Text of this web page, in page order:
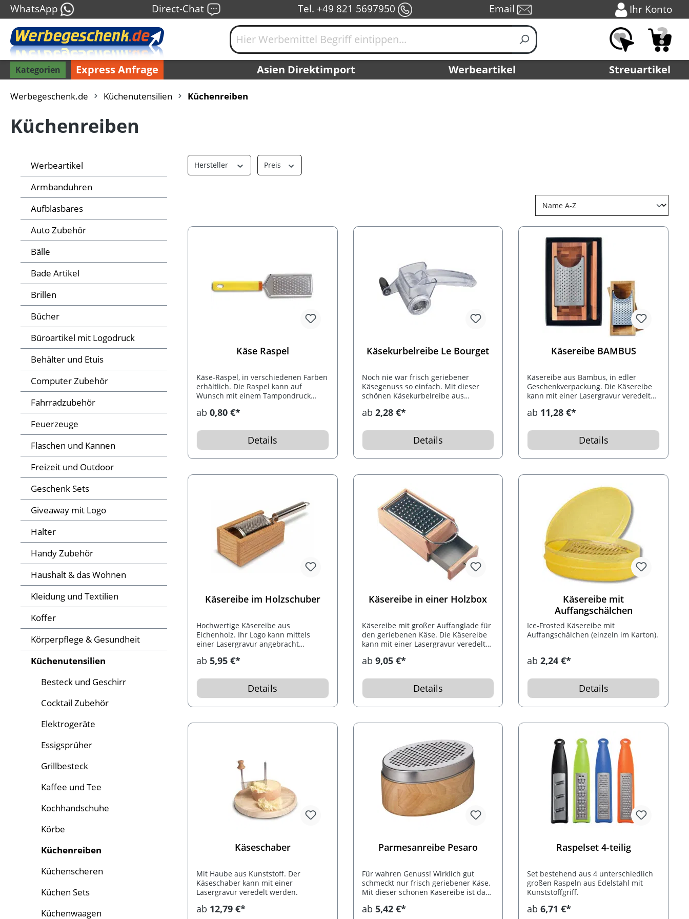
WhatsApp Direct-Chat Tel. +49 821 5697950 Email Ihr Konto
Kategorien Express Anfrage Asien Direktimport Werbeartikel Streuartikel
Werbegeschenk.de Küchenutensilien Küchenreiben
Küchenreiben
Werbeartikel
Armbanduhren
Aufblasbares
Auto Zubehör
Bälle
Bade Artikel
Brillen
Bücher
Büroartikel mit Logodruck
Behälter und Etuis
Computer Zubehör
Fahrradzubehör
Feuerzeuge
Flaschen und Kannen
Freizeit und Outdoor
Geschenk Sets
Giveaway mit Logo
Halter
Handy Zubehör
Haushalt & das Wohnen
Kleidung und Textilien
Koffer
Körperpflege & Gesundheit
Küchenutensilien
Besteck und Geschirr
Cocktail Zubehör
Elektrogeräte
Essigsprüher
Grillbesteck
Kaffee und Tee
Kochhandschuhe
Körbe
Küchenreiben
Küchenscheren
Küchen Sets
Küchenwaagen
Hersteller Preis
Käse Raspel
Käse-Raspel, in verschiedenen Farben
erhältlich. Die Raspel kann auf
Wunsch mit einem Tampondruck
ab 0,80 €*
Details
Käsekurbelreibe Le Bourget
Noch nie war frisch geriebener
Käsegenuss so einfach. Mit dieser
schönen Käsekurbelreibe aus
Handumdrehen frisch geriebenen
Edelstahlreibe im Inneren lässt sich
selbst harter Parmesan einfach
zerkleinern. Ihre Werbung drucken
wir auf den Griff. Einzeln verpackt im
ab 2,28 €*
Details
Käsereibe BAMBUS
Käsereibe aus Bambus, in edler
Geschenkverpackung. Die Käsereibe
kann mit einer Lasergravur veredelt
ab 11,28 €*
Details
Käsereibe im Holzschuber
Hochwertige Käsereibe aus
Eichenholz. Ihr Logo kann mittels
einer Lasergravur angebracht
ab 5,95 €*
Details
Käsereibe in einer Holzbox
Käsereibe mit großer Auffanglade für
den geriebenen Käse. Die Käsereibe
kann mit einer Lasergravur veredelt
ab 9,05 €*
Details
Käsereibe mit
Auffangschälchen
Ice-Frosted Käsereibe mit
Auffangschälchen (einzeln im Karton).
ab2,24 €*
Details
Käseschaber
Mit Haube aus Kunststoff. Der
Käseschaber kann mit einer
Lasergravur veredelt werden.
ab 12,79 €*
Parmesanreibe Pesaro
Für wahren Genuss! Wirklich gut
schmeckt nur frisch geriebener Käse.
Mit dieser schönen Käsereibe ist das
Problem mehr. Auf der stabilen
ab 5,42 €*
Raspelset 4-teilig
Set bestehend aus 4 unterschiedlich
großen Raspeln aus Edelstahl mit
Kunststoffgriff.
ab6,71 €*